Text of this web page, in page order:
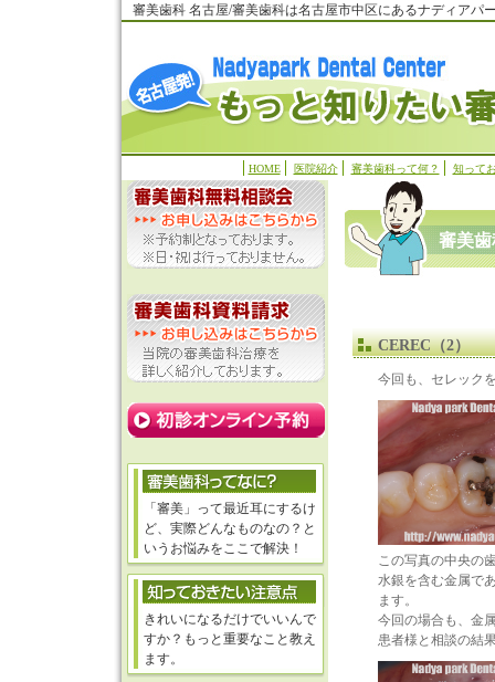
審美歯科 名古屋/審美歯科は名古屋市中区にあるナディアパ
HOME 医院紹介 審美歯科って何？ 知って
審美
CEREC（2）
今回も、セレック
この写真の中央の
水銀を含む金属で
ます。
今回の場合も、金
患者様と相談の結
「審美」って最近耳にするけ
ど、実際どんなものなの？と
いうお悩みをここで解決！
きれいになるだけでいいんで
すか？もっと重要なこと教え
ます。